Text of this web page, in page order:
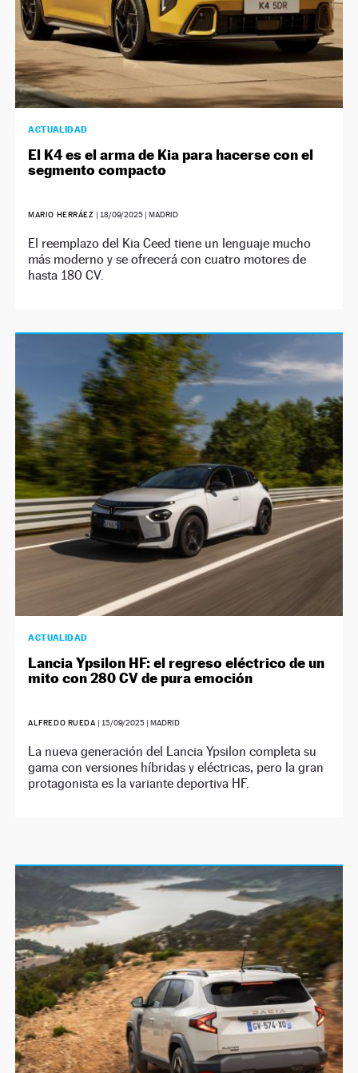
ACTUALIDAD
El K4 es el arma de Kia para hacerse con el
segmento compacto
MARIO HERRÁEZ | 18/09/2025| MADRID
El reemplazo del Kia Ceed tiene un lenguaje mucho
más moderno y se ofrecerá con cuatro motores de
hasta 180 CV.
ACTUALIDAD
Lancia Ypsilon HF: el regreso eléctrico de un
mito con 280 CV de pura emoción
ALFREDO RUEDA | 15/09/2025| MADRID
La nueva generación del Lancia Ypsilon completa su
gama con versiones híbridas y eléctricas, pero la gran
protagonista es la variante deportiva HF.